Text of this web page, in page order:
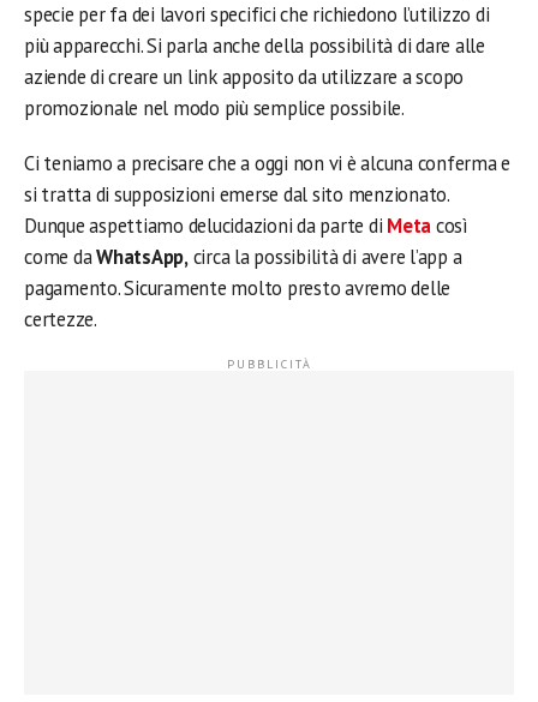
specie per fa dei lavori specifici che richiedono l’utilizzo di
più apparecchi. Si parla anche della possibilità di dare alle
aziende di creare un link apposito da utilizzare a scopo
promozionale nel modo più semplice possibile.
Ci teniamo a precisare che a oggi non vi è alcuna conferma e
si tratta di supposizioni emerse dal sito menzionato.
Dunque aspettiamo delucidazioni da parte di Metacosì
come daWhatsApp,circa la possibilità di avere l’app a
pagamento. Sicuramente molto presto avremo delle
certezze.